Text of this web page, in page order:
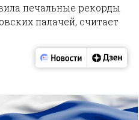
печальные рекорды
палачей, считает